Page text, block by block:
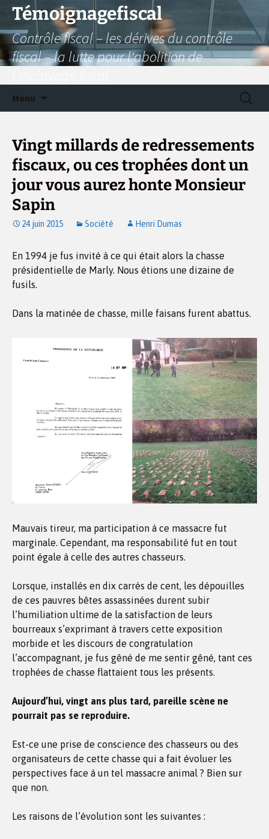
Aller
contenu
Témoignagefiscal
Contrôle fiscal – les dérives du contrôle
fiscal – la lutte pour l'abolition de
Menu
Vingt millards de redressements
fiscaux, ou ces trophées dont un
jour vous aurez honte Monsieur
Sapin
24 juin 2015 Société Henri Dumas
En 1994 je fus invité à ce qui était alors la chasse
présidentielle de Marly. Nous étions une dizaine de
fusils.
Dans la matinée de chasse, mille faisans furent abattus.
Mauvais tireur, ma participation à ce massacre fut
marginale. Cependant, ma responsabilité fut en tout
point égale à celle des autres chasseurs.
Lorsque, installés en dix carrés de cent, les dépouilles
de ces pauvres bêtes assassinées durent subir
l’humiliation ultime de la satisfaction de leurs
bourreaux s’exprimant à travers cette exposition
morbide et les discours de congratulation
l’accompagnant, je fus gêné de me sentir gêné, tant ces
trophées de chasse flattaient tous les présents.
Aujourd’hui, vingt ans plus tard, pareille scène ne
pourrait pas se reproduire.
Est-ce une prise de conscience des chasseurs ou des
organisateurs de cette chasse qui a fait évoluer les
perspectives face à un tel massacre animal ? Bien sur
que non.
Les raisons de l’évolution sont les suivantes :